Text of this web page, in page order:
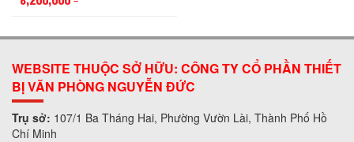
WEBSITE THUỘC SỞ HỮU: CÔNG TY CỔ PHẦN THIẾT
BỊ VĂN PHÒNG NGUYỄN ĐỨC
Trụ sở: 107/1 Ba Tháng Hai, Phường Vườn Lài, Thành Phố Hồ
Chí Minh